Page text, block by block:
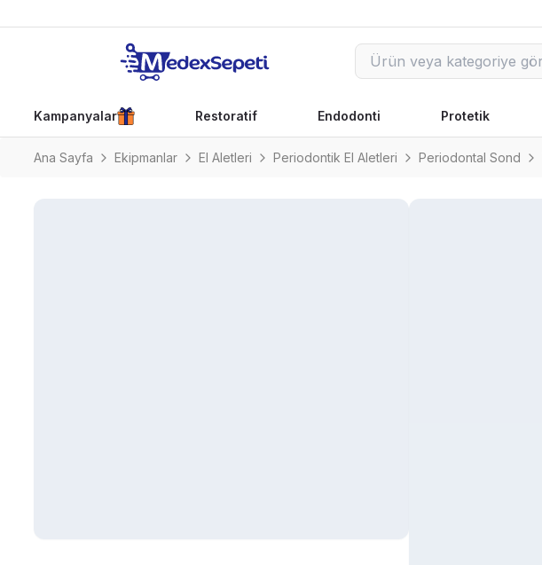
Kampanyalar Restoratif Endodonti Protetik
Ana Sayfa Ekipmanlar El Aletleri Periodontik El Aletleri Periodontal Sond